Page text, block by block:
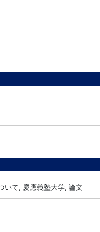
いて, 慶應義塾大学, 論文